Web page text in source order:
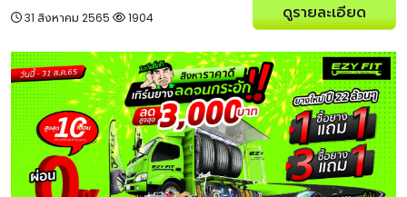
31 สิงหาคม 2565 1904 ดูรายละเอียด